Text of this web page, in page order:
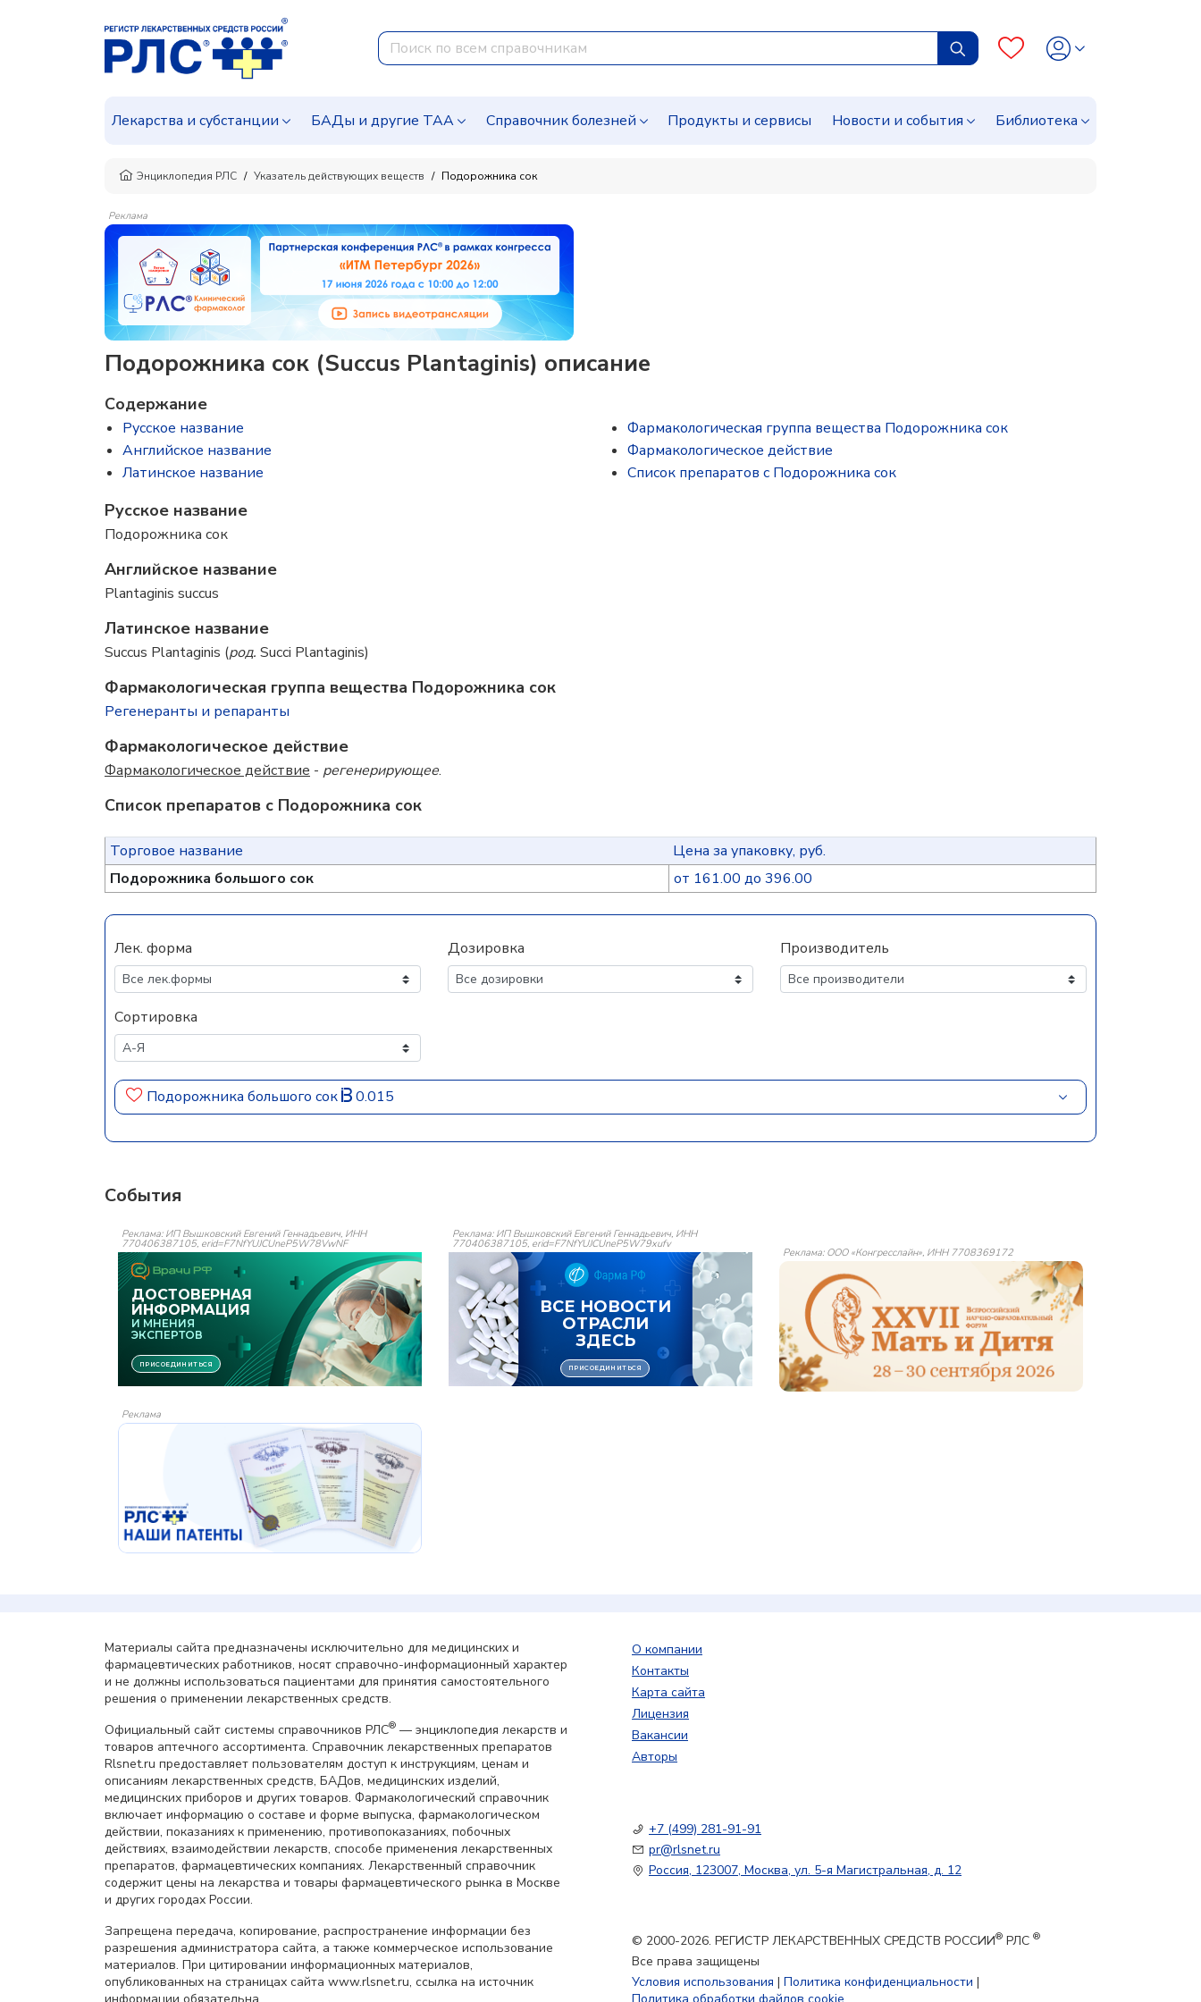
Лекарства и субстанции БАДы и другие ТАА Справочник болезней Продукты и сервисы Новости и события Библиотека
Энциклопедия РЛС Указатель действующих веществ Подорожника сок
Реклама
Подорожника сок (Succus Plantaginis) описание
Содержание
Русское название
Английское название
Латинское название
Фармакологическая группа вещества Подорожника сок
Фармакологическое действие
Список препаратов с Подорожника сок
Русское название
Подорожника сок
Английское название
Plantaginis succus
Латинское название
Succus Plantaginis (род. Succi Plantaginis)
Фармакологическая группа вещества Подорожника сок
Регенеранты и репаранты
Фармакологическое действие
Фармакологическое действие - регенерирующее.
Список препаратов с Подорожника сок
Торговое название
Цена за упаковку, руб.
Подорожника большого сок
от 161.00 до 396.00
Лек. форма Дозировка Производитель
Сортировка
Подорожника большого сок 0.015
События
Реклама: ИП Вышковский Евгений Геннадьевич, ИНН
770406387105, erid=F7NfYUJCUneP5W78VwNF
Реклама: ИП Вышковский Евгений Геннадьевич, ИНН
770406387105, erid=F7NfYUJCUneP5W79xufv
Реклама: ООО «Конгресслайн», ИНН 7708369172
Реклама
Материалы сайта предназначены исключительно для медицинских и
фармацевтических работников, носят справочно-информационный характер
и не должны использоваться пациентами для принятия самостоятельного
решения о применении лекарственных средств.
Официальный сайт системы справочников РЛС® — энциклопедия лекарств и
товаров аптечного ассортимента. Справочник лекарственных препаратов
Rlsnet.ru предоставляет пользователям доступ к инструкциям, ценам и
описаниям лекарственных средств, БАДов, медицинских изделий,
медицинских приборов и других товаров. Фармакологический справочник
включает информацию о составе и форме выпуска, фармакологическом
действии, показаниях к применению, противопоказаниях, побочных
действиях, взаимодействии лекарств, способе применения лекарственных
препаратов, фармацевтических компаниях. Лекарственный справочник
содержит цены на лекарства и товары фармацевтического рынка в Москве
и других городах России.
Запрещена передача, копирование, распространение информации без
разрешения администратора сайта, а также коммерческое использование
материалов. При цитировании информационных материалов,
опубликованных на страницах сайта www.rlsnet.ru, ссылка на источник
О компании
Контакты
Карта сайта
Лицензия
Вакансии
Авторы
+7 (499) 281-91-91
pr@rlsnet.ru
Россия, 123007, Москва, ул. 5-я Магистральная, д. 12
© 2000-2026. РЕГИСТР ЛЕКАРСТВЕННЫХ СРЕДСТВ РОССИИ® РЛС ®
Все права защищены
Условия использования | Политика конфиденциальности |